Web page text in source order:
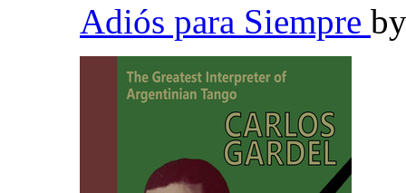
Adiós para Siempre